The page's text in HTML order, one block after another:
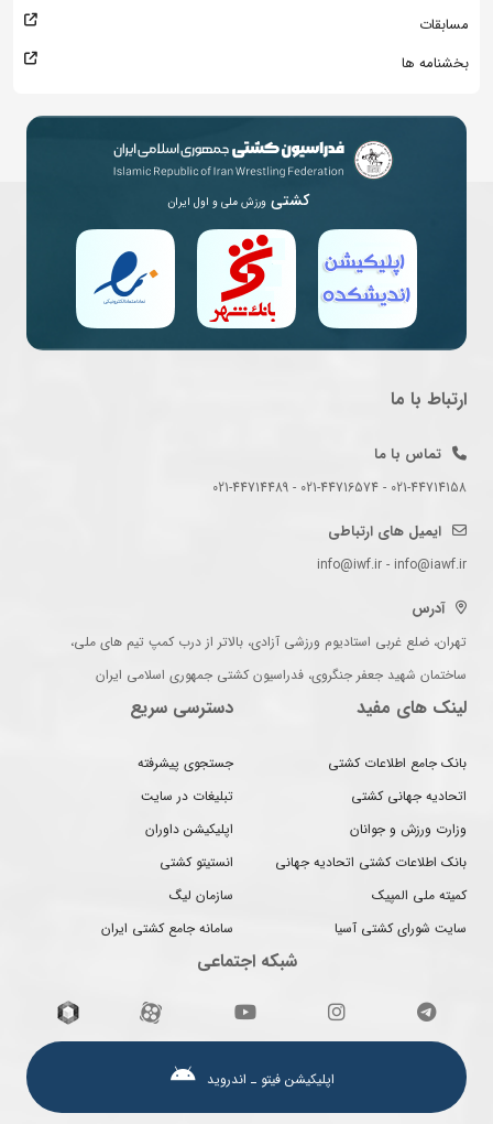
مسابقات
بخشنامه ها
کشتی ورزش ملی و اول ایران
ارتباط با ما
تماس با ما
021-44714158 - 021-44716574 - 021-44714489
ایمیل های ارتباطی
info@iwf.ir - info@iawf.ir
آدرس
تهران، ضلع غربی استادیوم ورزشی آزادی، بالاتر از درب کمپ تیم های ملی،
ساختمان شهید جعفر جنگروی، فدراسیون کشتی جمهوری اسلامی ایران
لینک های مفید
بانک جامع اطلاعات کشتی
اتحادیه جهانی کشتی
وزارت ورزش و جوانان
بانک اطلاعات کشتی اتحادیه جهانی
کمیته ملی المپیک
سایت شورای کشتی آسیا
دسترسی سریع
جستجوی پیشرفته
تبلیغات در سایت
اپلیکیشن داوران
انستیتو کشتی
سازمان لیگ
سامانه جامع کشتی ایران
شبکه اجتماعی
اپلیکیشن فیتو ـ اندروید